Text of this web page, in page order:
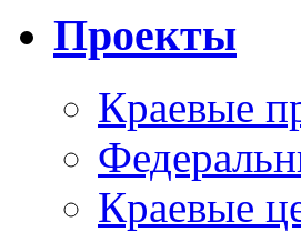
Проекты
Краевые
Краевые